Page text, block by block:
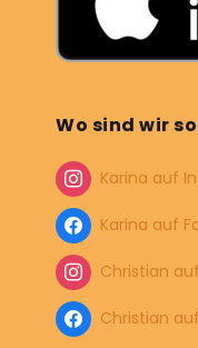
Wo sind wir
Karina auf
Karina auf
Christian
Christian